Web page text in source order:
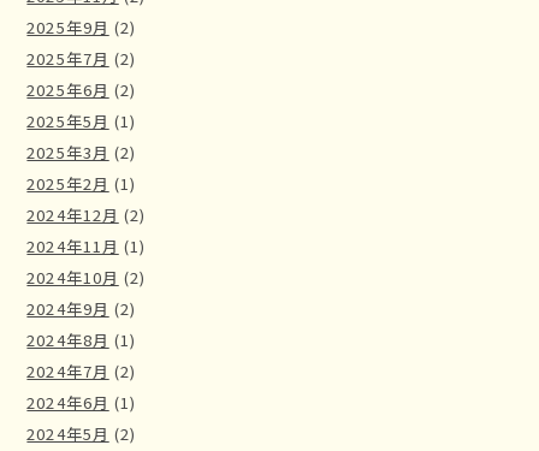
2025年9月 (2)
2025年7月 (2)
2025年6月 (2)
2025年5月 (1)
2025年3月 (2)
2025年2月 (1)
2024年12月 (2)
2024年11月 (1)
2024年10月 (2)
2024年9月 (2)
2024年8月 (1)
2024年7月 (2)
2024年6月 (1)
2024年5月 (2)